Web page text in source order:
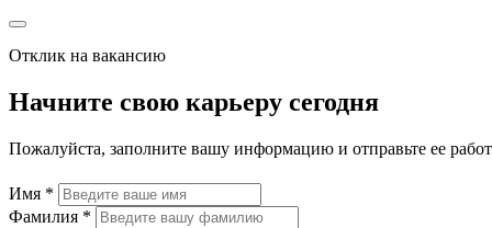
Отклик на вакансию
Начните свою карьеру сегодня
Пожалуйста, заполните вашу информацию и отправьте ее
Имя *
Фамилия *